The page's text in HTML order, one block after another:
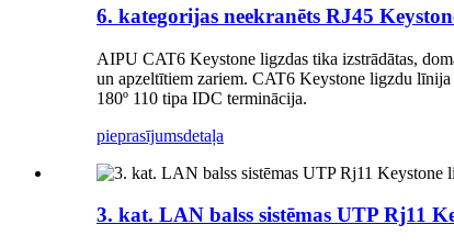
6. kategorijas neekranēts RJ45
AIPU CAT6 Keystone ligzdas tika izstrādātas,
un apzeltītiem zariem. CAT6 Keystone ligzdu
180º 110 tipa IDC terminācija.
pieprasījumsdetaļa
3. kat. LAN balss sistēmas UTP Rj11